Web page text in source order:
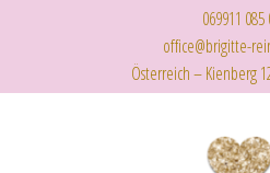
069911 085
office@brigitte-
Österreich – Kienberg